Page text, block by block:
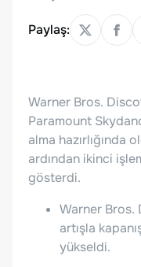
Paylaş:
Warner Bros.
Paramount
alma hazırlığında
ardından ikinci
gösterdi.
Warner Bros.
artışla
yükseldi.